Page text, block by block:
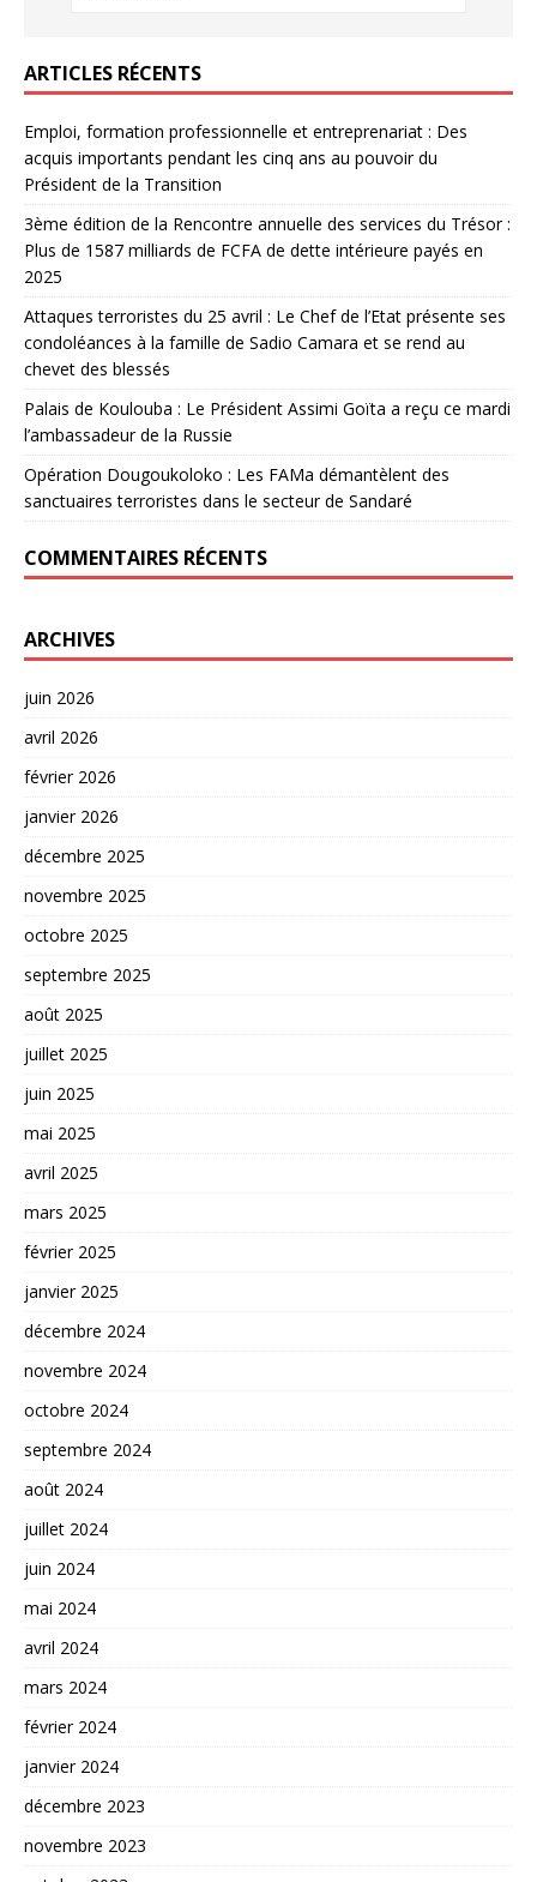
ARTICLES RÉCENTS
Emploi, formation professionnelle et entreprenariat : Des
acquis importants pendant les cinq ans au pouvoir du
Président de la Transition
3ème édition de la Rencontre annuelle des services du Trésor :
Plus de 1587 milliards de FCFA de dette intérieure payés en
2025
Attaques terroristes du 25 avril : Le Chef de l’Etat présente ses
condoléances à la famille de Sadio Camara et se rend au
chevet des blessés
Palais de Koulouba : Le Président Assimi Goïta a reçu ce mardi
l’ambassadeur de la Russie
Opération Dougoukoloko : Les FAMa démantèlent des
sanctuaires terroristes dans le secteur de Sandaré
COMMENTAIRES RÉCENTS
ARCHIVES
juin 2026
avril 2026
février 2026
janvier 2026
décembre 2025
novembre 2025
octobre 2025
septembre 2025
août 2025
juillet 2025
juin 2025
mai 2025
avril 2025
mars 2025
février 2025
janvier 2025
décembre 2024
novembre 2024
octobre 2024
septembre 2024
août 2024
juillet 2024
juin 2024
mai 2024
avril 2024
mars 2024
février 2024
janvier 2024
décembre 2023
novembre 2023